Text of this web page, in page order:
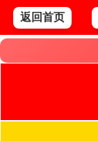
返回首页